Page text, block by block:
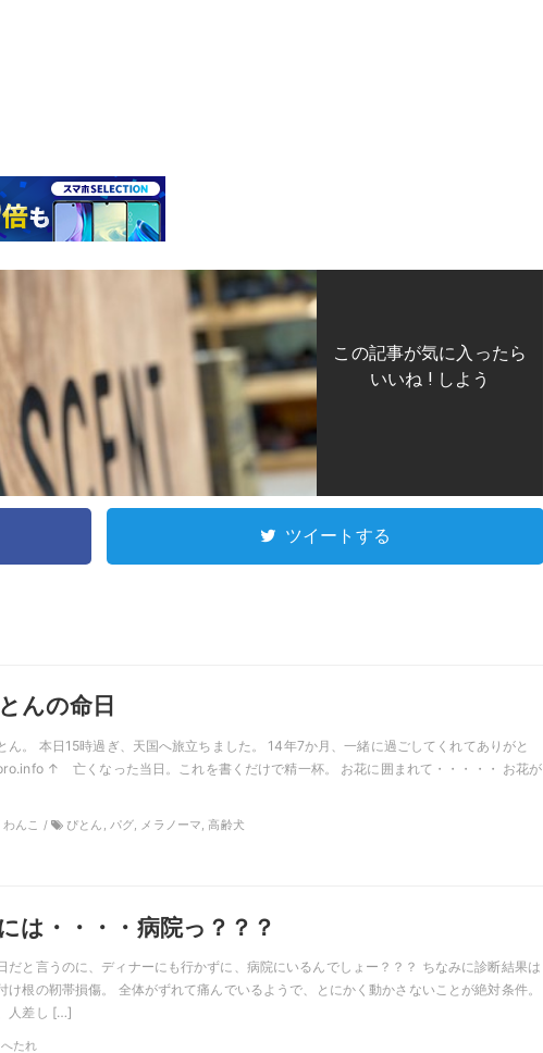
この記事が気に入ったら
いいね ! しよう
ツイートする
んの命日
ん。 本日15時過ぎ、天国へ旅立ちました。 14年7か月、一緒に過ごしてくれてありがと
↑ 亡くなった当日。これを書くだけで精一杯。 お花に囲まれて・・・・・ お花が
わんこ / ぴとん, パグ, メラノーマ, 高齢犬
は・・・・病院っ？？？
だと言うのに、ディナーにも行かずに、病院にいるんでしょー？？？ ちなみに診断結果は
け根の靭帯損傷。 全体がずれて痛んでいるようで、とにかく動かさないことが絶対条件。
人差し […]
たれ